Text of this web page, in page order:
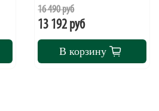
16 490 руб
13 192 руб
В корзину